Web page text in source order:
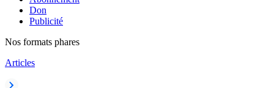
Don
Publicité
Nos formats phares
Articles